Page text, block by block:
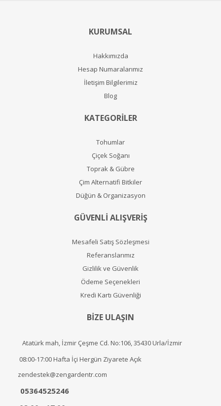
KURUMSAL
Hakkımızda
Hesap Numaralarımız
İletişim Bilgilerimiz
Blog
KATEGORİLER
Tohumlar
Çiçek Soğanı
Toprak & Gübre
Çim Alternatifi Bitkiler
Düğün & Organizasyon
GÜVENLİ ALIŞVERİŞ
Mesafeli Satış Sözleşmesi
Referanslarımız
Gizlilik ve Güvenlik
Ödeme Seçenekleri
Kredi Kartı Güvenliği
BİZE ULAŞIN
Atatürk mah, İzmir Çeşme Cd. No:106, 35430 Urla/İzmir
08:00-17:00 Hafta İçi Hergün Ziyarete Açık
zendestek@zengardentr.com
05364525246